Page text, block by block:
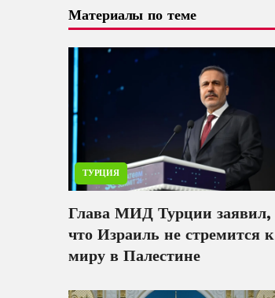
Материалы по теме
ТУРЦИЯ
Глава МИД Турции заявил,
что Израиль не стремится к
миру в Палестине